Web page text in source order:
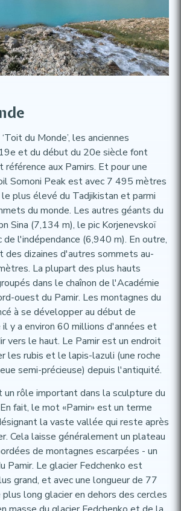
du Monde’, les anciennes
et du début du 20e siècle font
aux Pamirs. Et pour une
Somoni Peak est avec 7 495 mètres
plus élevé du Tadjikistan et parmi
du monde. Les autres géants du
Sina (7,134 m), le pic Korjenevskoï
l'indépendance (6,940 m). En outre,
des dizaines d'autres sommets au-
La plupart des plus hauts
dans le chaînon de l'Académie
ouest du Pamir. Les montagnes du
à se développer au début de
y a environ 60 millions d'années et
vers le haut. Le Pamir est un endroit
les rubis et le lapis-lazuli (une roche
semi-précieuse) depuis l'antiquité.
un rôle important dans la sculpture du
fait, le mot «Pamir» est un terme
la vaste vallée qui reste après
Cela laisse généralement un plateau
de montagnes escarpées - un
Pamir. Le glacier Fedchenko est
grand, et avec une longueur de 77
long glacier en dehors des cercles